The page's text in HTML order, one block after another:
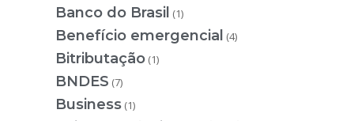
Banco do Brasil (1)
Benefício emergencial (4)
Bitributação (1)
BNDES (7)
Business (1)